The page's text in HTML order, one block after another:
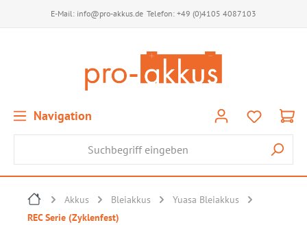
E-Mail: info@pro-akkus.de Telefon: +49 (0)4105 4087103
Navigation
Akkus Bleiakkus
Yuasa Bleiakkus
REC Serie (Zyklenfest)